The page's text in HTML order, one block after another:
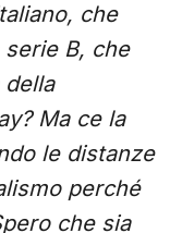
che
B, che
della
Ma ce la
le distanze
perché
che sia